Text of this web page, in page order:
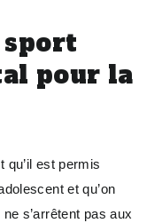
sport
pour la
qu’il est permis
et qu’on
s’arrêtent pas aux